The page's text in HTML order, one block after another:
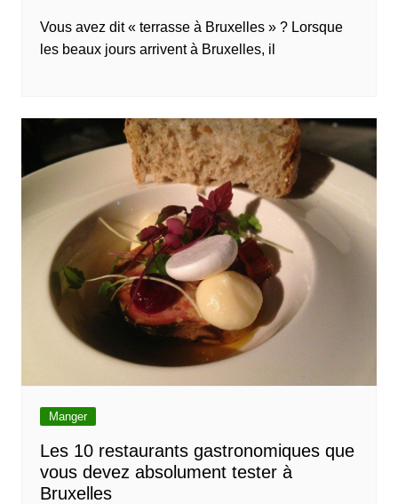
Vous avez dit « terrasse à Bruxelles » ? Lorsque
les beaux jours arrivent à Bruxelles, il
Manger
Les 10 restaurants gastronomiques que
vous devez absolument tester à
Bruxelles